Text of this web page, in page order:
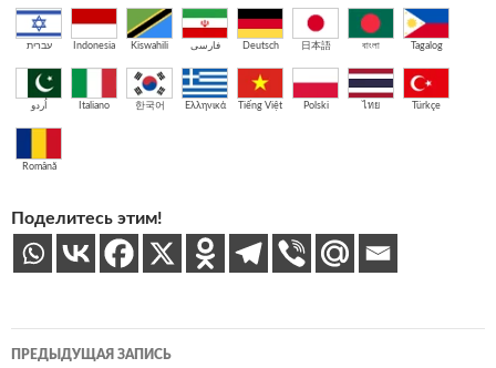
עברית Indonesia Kiswahili فارسی Deutsch 日本語 বাংলা Tagalog
اُردو Italiano 한국어 Ελληνικά Tiếng Việt Polski ไทย Türkçe
Română
Поделитесь этим!
Навигация
ПРЕДЫДУЩАЯ ЗАПИСЬ